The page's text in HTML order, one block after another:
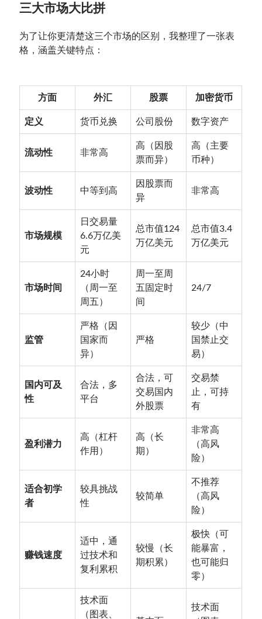
三大市场大比拼
为了让你更清楚这三个市场的区别，我整理了一张表
格，涵盖关键特点：
方面 外汇 股票 加密货币
定义 货币兑换 公司股份 数字资产
流动性 非常高
高（因股
票而异）
高（主要
币种）
波动性 中等到高
因股票而
异
非常高
市场规模
日交易量
6.6万亿美
元
总市值124
万亿美元
总市值3.4
万亿美元
市场时间
24小时
（周一至
周五）
周一至周
五固定时
间
24/7
监管
严格（因
国家而
异）
严格
较少（中
国禁止交
易）
国内可及
性
合法，多
平台
合法，可
交易国内
外股票
交易禁
止，可持
有
盈利潜力
高（杠杆
作用）
高（长
期）
非常高
（高风
险）
适合初学
者
较具挑战
性
较简单
不推荐
（高风
险）
赚钱速度
适中，通
过技术和
复利累积
较慢（长
期积累）
极快（可
能暴富，
也可能归
零）
技术面
（图表、
技术面